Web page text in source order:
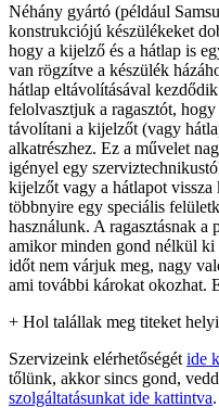
Néhány gyártó (például
konstrukciójú készülékeket
hogy a kijelző és a hátlap is
van rögzítve a készülék
hátlap eltávolításával
felolvasztjuk a ragasztót,
távolítani a kijelzőt (vagy
alkatrészhez. Ez a művelet
igényel egy
kijelzőt vagy a hátlapot vissza
többnyire egy speciális
használunk. A ragasztásnak a
amikor minden gond nélkül ki
időt nem várjuk meg, nagy
ami további károkat okozhat.
+ Hol talállak meg titeket
Szervizeink elérhetőségét ide
tőlünk, akkor sincs gond,
szolgáltatásunkat ide kattintva.